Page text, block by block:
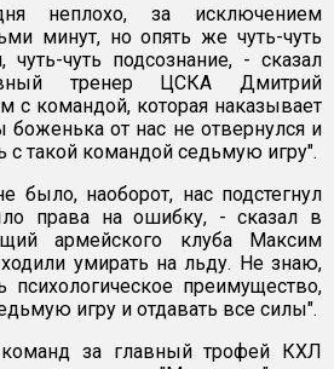
неплохо, за исключением
минут, но опять же чуть-чуть
чуть-чуть подсознание, - сказал
тренер ЦСКА Дмитрий
с командой, которая наказывает
боженька от нас не отвернулся и
с такой командой седьмую игру".
наоборот, нас подстегнул
права на ошибку, - сказал в
армейского клуба Максим
умирать на льду. Не знаю,
психологическое преимущество,
игру и отдавать все силы".
за главный трофей КХЛ